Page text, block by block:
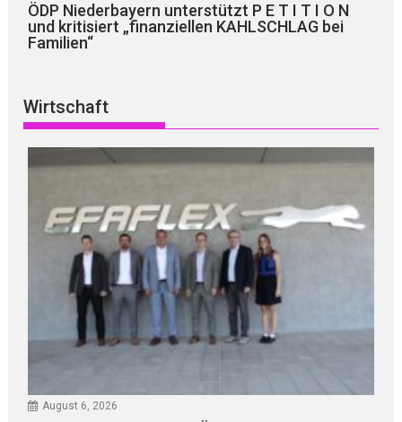
ÖDP Niederbayern unterstützt P E T I T I O N
und kritisiert „finanziellen KAHLSCHLAG bei
Familien“
Wirtschaft
August 6, 2026